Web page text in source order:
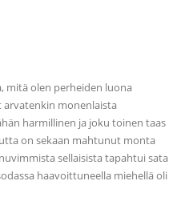
mitä olen perheiden luona
monenlaista
harmillinen ja joku toinen taas
on sekaan mahtunut monta
sellaisista tapahtui sata
haavoittuneella miehellä oli